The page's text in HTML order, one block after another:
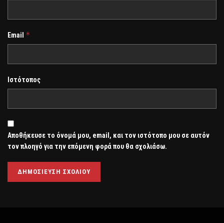
Email *
Ιστότοπος
Αποθήκευσε το όνομά μου, email, και τον ιστότοπο μου σε αυτόν
τον πλοηγό για την επόμενη φορά που θα σχολιάσω.